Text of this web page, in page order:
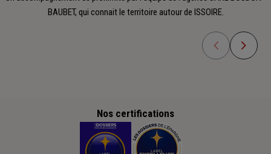
BAUBET, qui connait le territoire autour de ISSOIRE.
Nos certifications